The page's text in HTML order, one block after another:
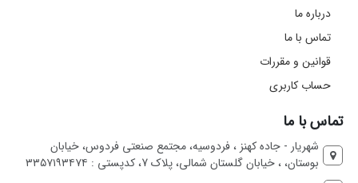
درباره ما
تماس با ما
قوانین و مقررات
حساب کاربری
تماس با ما
شهریار - جاده کهنز ، فردوسیه، مجتمع صنعتی فردوس، خیابان
بوستان، ، خیابان گلستان شمالی، پلاک 7، کدپستی : ۳۳۵۷۱۹۳۴۷۴